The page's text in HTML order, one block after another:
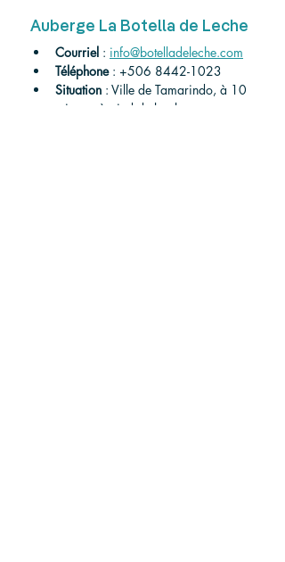
Auberge La Botella de Leche
Courriel : info@botelladeleche.com
Téléphone : +506 8442-1023
Situation : Ville de Tamarindo, à 10
minutes à pied de la plage